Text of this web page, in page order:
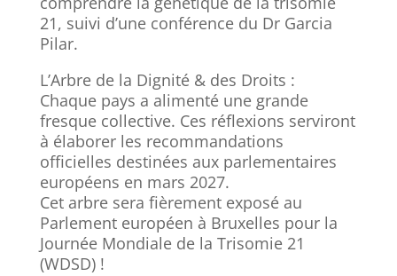
21, suivi d’une conférence du Dr Garcia
Pilar.
L’Arbre de la Dignité & des Droits :
Chaque pays a alimenté une grande
fresque collective. Ces réflexions serviront
à élaborer les recommandations
officielles destinées aux parlementaires
européens en mars 2027.
Cet arbre sera fièrement exposé au
Parlement européen à Bruxelles pour la
Journée Mondiale de la Trisomie 21
(WDSD) !